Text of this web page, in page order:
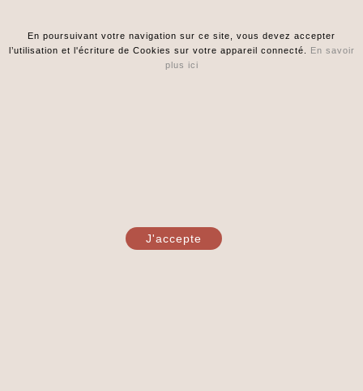
En poursuivant votre navigation sur ce site, vous devez accepter
l’utilisation et l'écriture de Cookies sur votre appareil connecté.
En savoir
plus ici
J'accepte
Votre Compte 